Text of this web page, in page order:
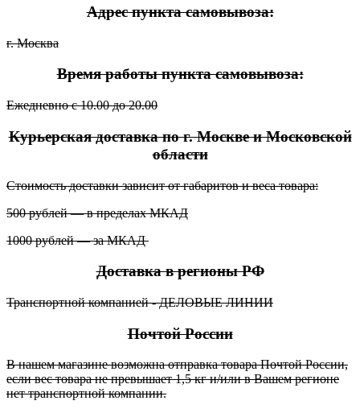
Адрес пункта самовывоза:
г. Москва
Время работы пункта самовывоза:
Ежедневно с 10.00 до 20.00
Курьерская доставка по г. Москве и Московской
области
Стоимость доставки зависит от габаритов и веса товара:
500 рублей — в пределах МКАД
1000 рублей — за МКАД
Доставка в регионы РФ
Транспортной компанией - ДЕЛОВЫЕ ЛИНИИ
Почтой России
В нашем магазине возможна отправка товара Почтой России,
если вес товара не превышает 1,5 кг и/или в Вашем регионе
нет транспортной компании.